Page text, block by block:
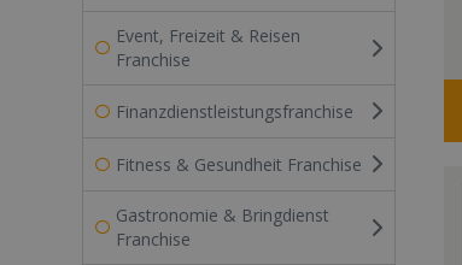
Event, Freizeit & Reisen
Franchise
Finanzdienstleistungsfranchise
Fitness & Gesundheit Franchise
Gastronomie & Bringdienst
Franchise